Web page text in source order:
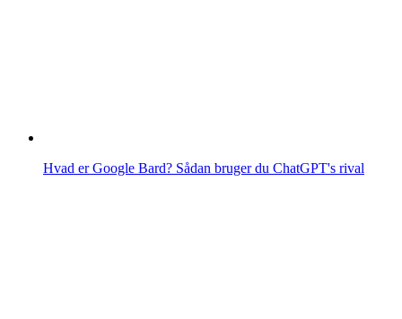
Hvad er Google Bard? Sådan bruger du ChatGPT's rival